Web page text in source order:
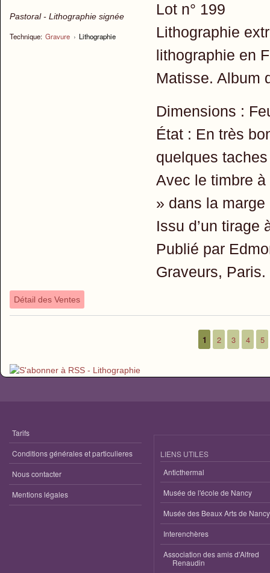
Pastoral - Lithographie signée
Technique: Gravure › Lithographie
Lot n° 199
Lithographie
lithographie en
Matisse. Album
Dimensions :
État : En très
quelques
Avec le timbre
» dans la
Issu d’un tirage
Publié par
Graveurs, Paris.
Détail des Ventes
1 2 3 4 5
Tarifs
Conditions générales et particulieres
Nous contacter
Mentions légales
LIENS UTILES
Anticthermal
Musée de l'école de Nancy
Musée des Beaux Arts de Nancy
Interenchères
Association des amis d'Alfred
Renaudin